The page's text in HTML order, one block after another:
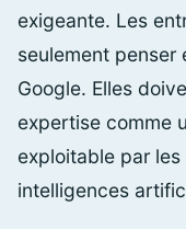
exigeante. Les
seulement penser
Google. Elles
expertise comme
exploitable par
intelligences